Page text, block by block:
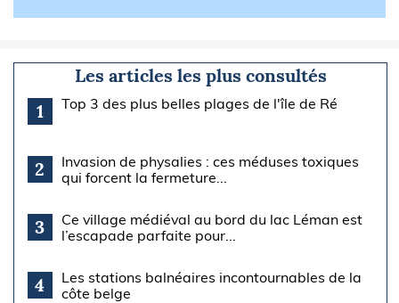
Les articles les plus consultés
1
Top 3 des plus belles plages de l'île de Ré
2
Invasion de physalies : ces méduses toxiques
qui forcent la fermeture...
3
Ce village médiéval au bord du lac Léman est
l’escapade parfaite pour...
4
Les stations balnéaires incontournables de la
côte belge